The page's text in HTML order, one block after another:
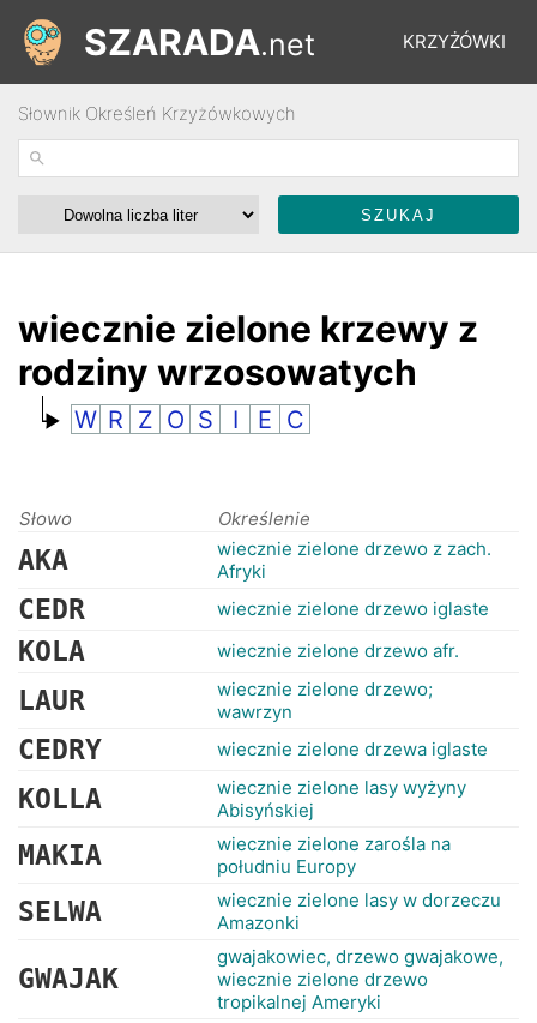
KRZYŻÓWKI
ŁAMIGŁÓWKI
RANKINGI
SZARADA.net
Słownik Określeń Krzyżówkowych
wiecznie zielone krzewy z
rodziny wrzosowatych
W R Z O S I E C
Słowo Określenie
AKA
wiecznie zielone drzewo z zach.
Afryki
CEDR wiecznie zielone drzewo iglaste
KOLA wiecznie zielone drzewo afr.
LAUR
wiecznie zielone drzewo;
wawrzyn
CEDRY wiecznie zielone drzewa iglaste
KOLLA
wiecznie zielone lasy wyżyny
Abisyńskiej
MAKIA
wiecznie zielone zarośla na
południu Europy
SELWA
wiecznie zielone lasy w dorzeczu
Amazonki
GWAJAK
gwajakowiec, drzewo gwajakowe,
wiecznie zielone drzewo
tropikalnej Ameryki